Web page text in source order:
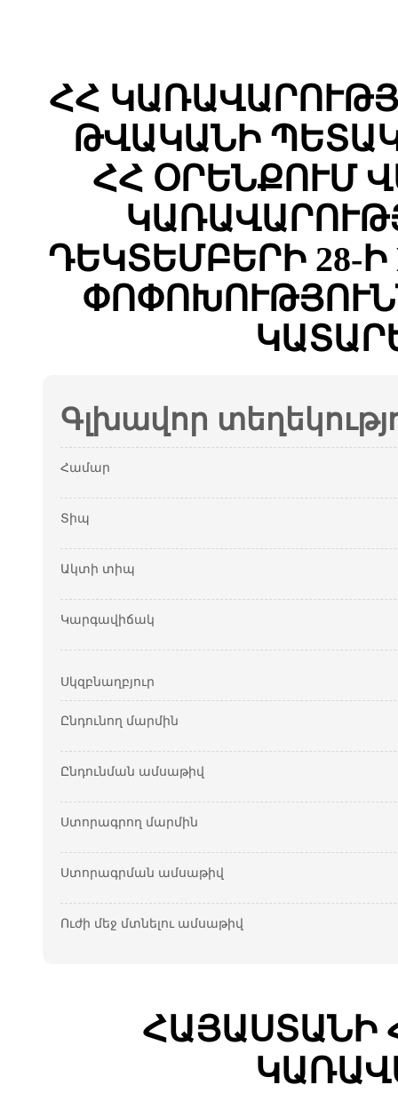
ՀՀ
ԹՎԱԿԱՆԻ
ՀՀ ՕՐԵՆՔՈՒՄ
ԴԵԿՏԵՄԲԵՐԻ 28-Ի
Գլխավոր
Համար
Տիպ
Ակտի տիպ
Կարգավիճակ
Սկզբնաղբյուր
Ընդունող մարմին
Ընդունման ամսաթիվ
Ստորագրող մարմին
Ստորագրման ամսաթիվ
Ուժի մեջ մտնելու ամսաթիվ
ՀԱՅԱՍՏԱՆԻ